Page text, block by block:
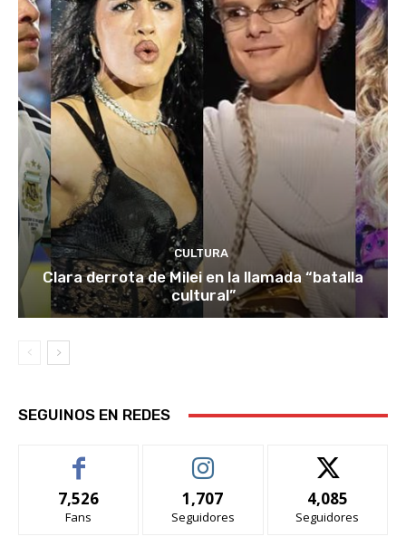
CULTURA
Clara derrota de Milei en la llamada “batalla
cultural”
SEGUINOS EN REDES
7,526
Fans
1,707
Seguidores
4,085
Seguidores